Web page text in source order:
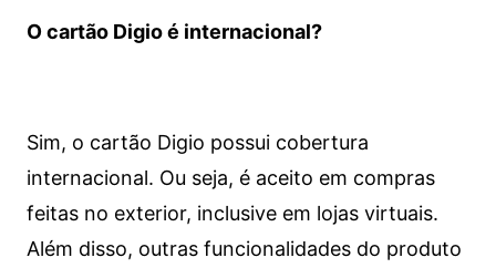
O cartão Digio é internacional?
Sim, o cartão Digio possui cobertura
internacional. Ou seja, é aceito em compras
feitas no exterior, inclusive em lojas virtuais.
Além disso, outras funcionalidades do produto